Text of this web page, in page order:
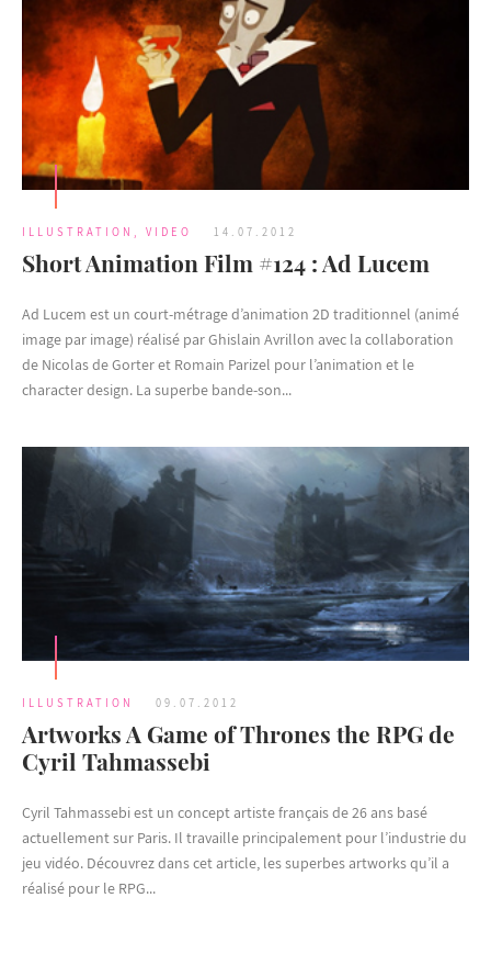
ILLUSTRATION , VIDEO 14.07.2012
Short Animation Film #124 : Ad Lucem
Ad Lucem est un court-métrage d’animation 2D traditionnel (animé
image par image) réalisé par Ghislain Avrillon avec la collaboration
de Nicolas de Gorter et Romain Parizel pour l’animation et le
character design. La superbe bande-son...
ILLUSTRATION 09.07.2012
Artworks A Game of Thrones the RPG de
Cyril Tahmassebi
Cyril Tahmassebi est un concept artiste français de 26 ans basé
actuellement sur Paris. Il travaille principalement pour l’industrie du
jeu vidéo. Découvrez dans cet article, les superbes artworks qu’il a
réalisé pour le RPG...